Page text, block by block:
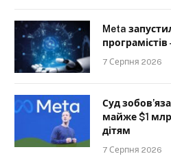
Meta
програмістів
7 Серпня 2026
Суд
майже $1
дітям
7 Серпня 2026